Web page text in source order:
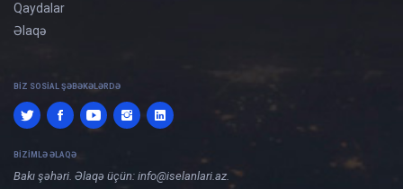
Qaydalar
Əlaqə
BIZ SOSIAL ŞƏBƏKƏLƏRDƏ
BIZIMLƏ ƏLAQƏ
Bakı şəhəri. Əlaqə üçün: info@iselanlari.az.